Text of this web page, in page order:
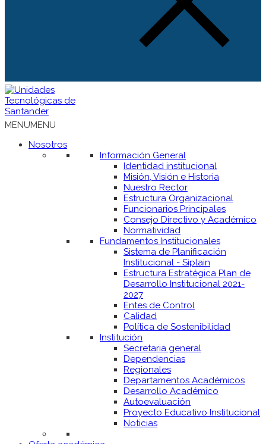
MENUMENU
Nosotros
Información General
Identidad institucional
Misión, Visión e Historia
Nuestro Rector
Estructura Organizacional
Funcionarios Principales
Consejo Directivo y Académico
Normatividad
Fundamentos Institucionales
Sistema de Planificación
Institucional - Siplain
Estructura Estratégica Plan de
Desarrollo Institucional 2021-
2027
Entes de Control
Calidad
Política de Sostenibilidad
Institución
Secretaria general
Dependencias
Regionales
Departamentos Académicos
Desarrollo Académico
Autoevaluación
Proyecto Educativo Institucional
Noticias